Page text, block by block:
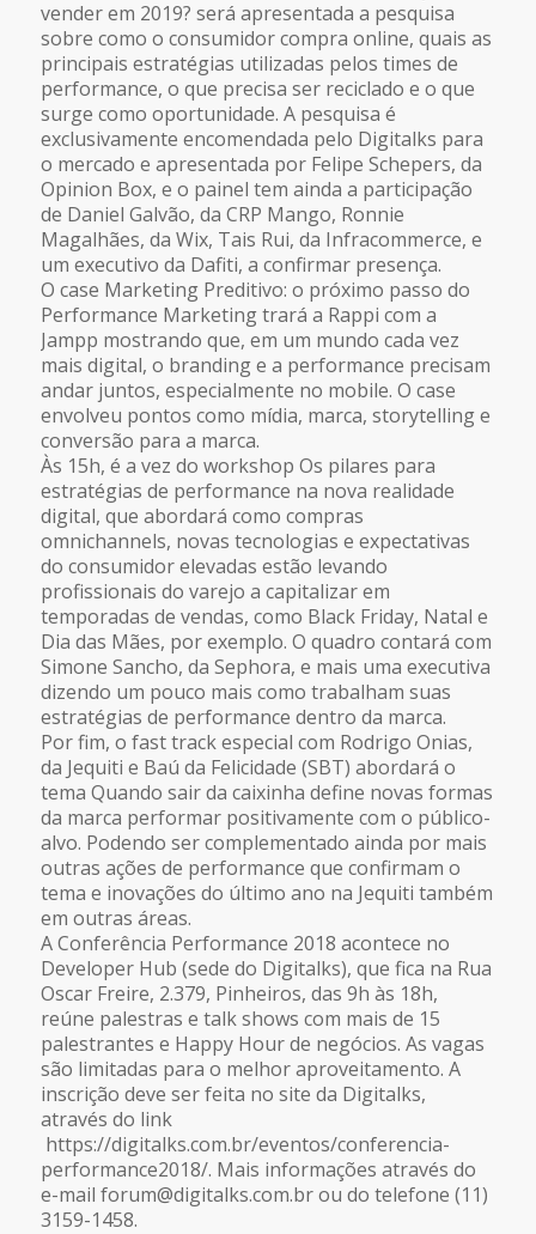
vender em 2019? será apresentada a pesquisa
sobre como o consumidor compra online, quais as
principais estratégias utilizadas pelos times de
performance, o que precisa ser reciclado e o que
surge como oportunidade. A pesquisa é
exclusivamente encomendada pelo Digitalks para
o mercado e apresentada por Felipe Schepers, da
Opinion Box, e o painel tem ainda a participação
de Daniel Galvão, da CRP Mango, Ronnie
Magalhães, da Wix, Tais Rui, da Infracommerce, e
um executivo da Dafiti, a confirmar presença.
O case Marketing Preditivo: o próximo passo do
Performance Marketing trará a Rappi com a
Jampp mostrando que, em um mundo cada vez
mais digital, o branding e a performance precisam
andar juntos, especialmente no mobile. O case
envolveu pontos como mídia, marca, storytelling e
conversão para a marca.
Às 15h, é a vez do workshop Os pilares para
estratégias de performance na nova realidade
digital, que abordará como compras
omnichannels, novas tecnologias e expectativas
do consumidor elevadas estão levando
profissionais do varejo a capitalizar em
temporadas de vendas, como Black Friday, Natal e
Dia das Mães, por exemplo. O quadro contará com
Simone Sancho, da Sephora, e mais uma executiva
dizendo um pouco mais como trabalham suas
estratégias de performance dentro da marca.
Por fim, o fast track especial com Rodrigo Onias,
da Jequiti e Baú da Felicidade (SBT) abordará o
tema Quando sair da caixinha define novas formas
da marca performar positivamente com o público-
alvo. Podendo ser complementado ainda por mais
outras ações de performance que confirmam o
tema e inovações do último ano na Jequiti também
em outras áreas.
A Conferência Performance 2018 acontece no
Developer Hub (sede do Digitalks), que fica na Rua
Oscar Freire, 2.379, Pinheiros, das 9h às 18h,
reúne palestras e talk shows com mais de 15
palestrantes e Happy Hour de negócios. As vagas
são limitadas para o melhor aproveitamento. A
inscrição deve ser feita no site da Digitalks,
através do link
https://digitalks.com.br/eventos/conferencia-
performance2018/. Mais informações através do
e-mail forum@digitalks.com.br ou do telefone (11)
3159-1458.